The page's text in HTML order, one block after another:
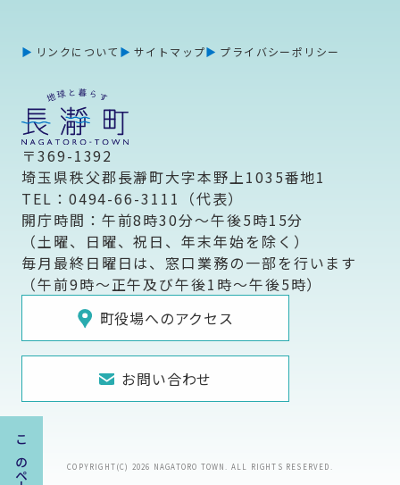
リンクについて サイトマップ プライバシーポリシー
〒369-1392
埼玉県秩父郡長瀞町大字本野上1035番地1
TEL：0494-66-3111（代表）
開庁時間：午前8時30分～午後5時15分
（土曜、日曜、祝日、年末年始を除く）
毎月最終日曜日は、窓口業務の一部を行います
（午前9時～正午及び午後1時～午後5時）
町役場へのアクセス
お問い合わせ
COPYRIGHT(C) 2026 NAGATORO TOWN. ALL RIGHTS RESERVED.